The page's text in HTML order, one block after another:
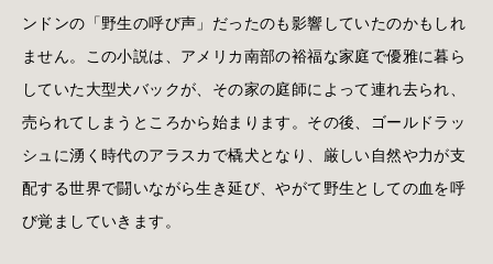
ンドンの「野生の呼び声」だったのも影響していたのかもしれ
ません。この小説は、アメリカ南部の裕福な家庭で優雅に暮ら
していた大型犬バックが、その家の庭師によって連れ去られ、
売られてしまうところから始まります。その後、ゴールドラッ
シュに湧く時代のアラスカで橇犬となり、厳しい自然や力が支
配する世界で闘いながら生き延び、やがて野生としての血を呼
び覚ましていきます。